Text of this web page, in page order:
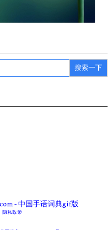
- 中国手语词典gif版
隐私政策